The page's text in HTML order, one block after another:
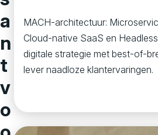
a
n
t
v
o
MACH-architectuur:
Cloud-native SaaS en
digitale strategie met best-of-
lever naadloze klantervaringen.